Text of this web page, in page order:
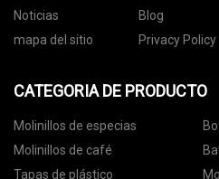
Noticias
Blog
mapa del sitio
Privacy Policy
CATEGORIA DE PRODUCTO
Molinillos de especias
Molinillos de café
Tapas de plástico